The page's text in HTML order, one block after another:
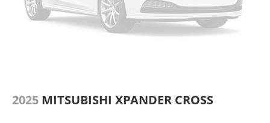
2025 MITSUBISHI XPANDER CROSS